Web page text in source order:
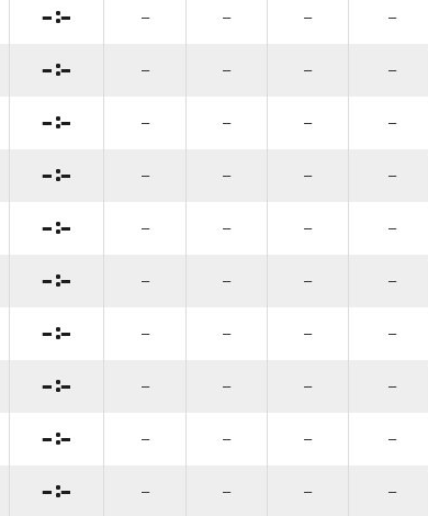
: – – – –
: – – – –
: – – – –
: – – – –
: – – – –
: – – – –
: – – – –
: – – – –
: – – – –
: – – – –